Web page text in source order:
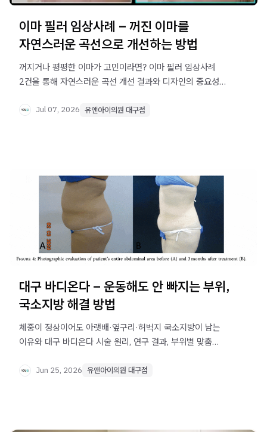
이마 필러 임상사례 – 꺼진 이마를
자연스러운 곡선으로 개선하는 방법
꺼지거나 평평한 이마가 고민이라면? 이마 필러 임상사례
2건을 통해 자연스러운 곡선 개선 결과와 디자인의 중요성을
소개합니다.
Jul 07, 2026 유앤아이의원 대구점
대구 바디온다 – 운동해도 안 빠지는 부위,
국소지방 해결 방법
체중이 정상이어도 아랫배·옆구리·허벅지 국소지방이 남는
이유와 대구 바디온다 시술 원리, 연구 결과, 부위별 맞춤
Jun 25, 2026 유앤아이의원 대구점